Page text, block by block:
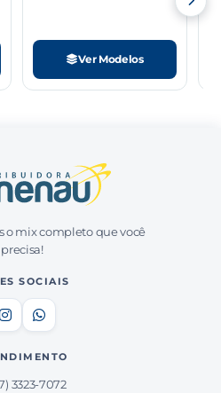
Ver Modelos
o mix completo que você
precisa!
SOCIAIS
3323-7072